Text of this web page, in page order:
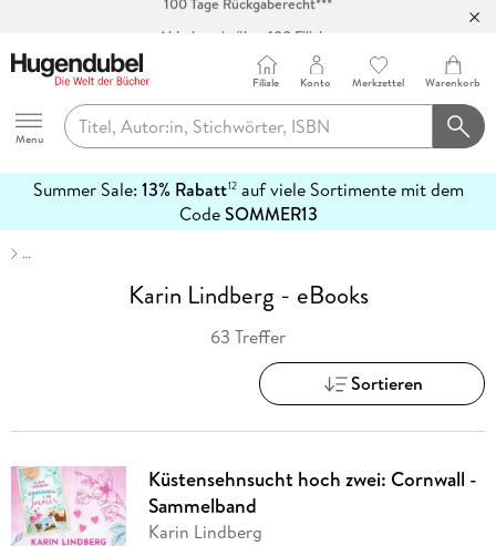
Abholung in über 100 Filialen
Hugendubel
Menu
Filiale Konto Merkzettel Warenkorb
Summer Sale: 13% Rabatt12auf viele Sortimente mit dem
CodeSOMMER13
erfahren
…
Karin Lindberg - eBooks
63 Treffer
Sortieren
Küstensehnsucht hoch zwei: Cornwall -
Sammelband
Karin Lindberg